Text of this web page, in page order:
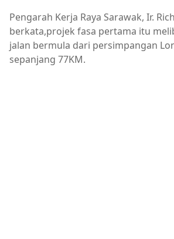
Pengarah Kerja Raya Sarawak, Ir.
berkata,projek fasa pertama itu
jalan bermula dari persimpangan
sepanjang 77KM.